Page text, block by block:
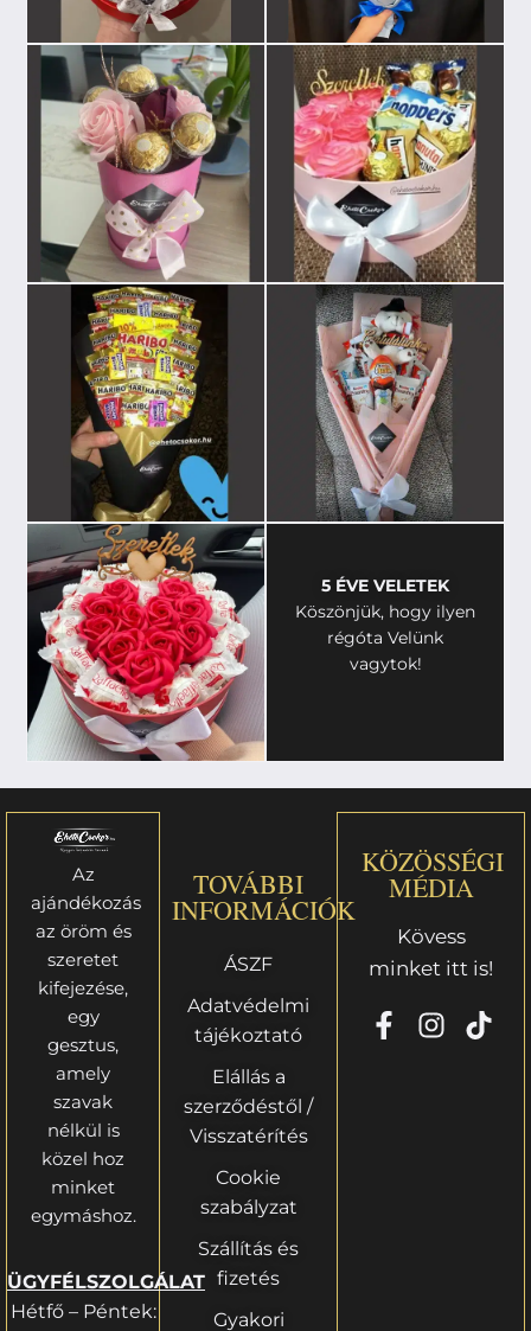
5 ÉVE VELETEK
Köszönjük, hogy ilyen
régóta Velünk
vagytok!
Az
ajándékozás
az öröm és
szeretet
kifejezése,
egy
gesztus,
amely
szavak
nélkül is
közel hoz
minket
egymáshoz.
ÜGYFÉLSZOLGÁLAT
Hétfő – Péntek:
TOVÁBBI
INFORMÁCIÓK
ÁSZF
Adatvédelmi
tájékoztató
Elállás a
szerződéstől /
Visszatérítés
Cookie
szabályzat
Szállítás és
fizetés
Gyakori
KÖZÖSSÉGI
MÉDIA
Kövess
minket itt is!